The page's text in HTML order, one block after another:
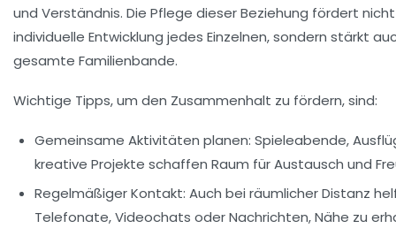
und Verständnis. Die Pflege dieser Beziehung fördert
individuelle Entwicklung jedes Einzelnen, sondern stärkt
gesamte Familienbande.
Wichtige Tipps, um den Zusammenhalt zu fördern, sind:
Gemeinsame Aktivitäten planen: Spieleabende,
kreative Projekte schaffen Raum für Austausch und
Regelmäßiger Kontakt: Auch bei räumlicher Distanz
Telefonate, Videochats oder Nachrichten, Nähe zu